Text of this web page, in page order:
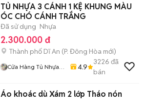
TỦ NHỰA 3 CÁNH 1 KỆ KHUNG MÀU
ÓC CHÓ CÁNH TRẮNG
Đã sử dụng Nhựa
2.300.000 đ
Thành phố Dĩ An (P. Đông Hòa mới)
Cửa Hàng Tủ Nhựa
4.9
3226 đã
bán
Áo khoác dù Xám 2 lớp Tháo nón